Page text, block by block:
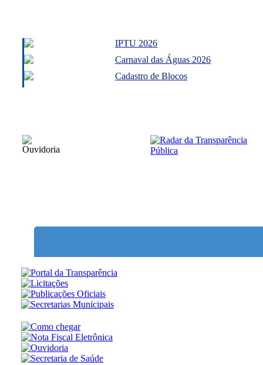
IPTU 2026
Carnaval das Águas 2026
Cadastro de Blocos